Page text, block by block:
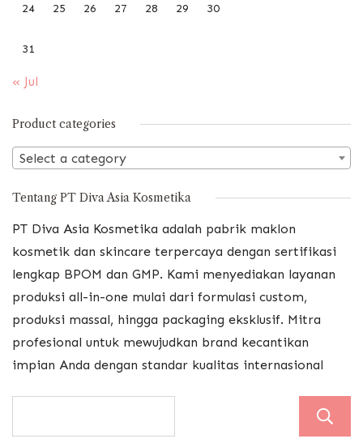
24 25 26 27 28 29 30
31
« Jul
Product categories
Select a category
Tentang PT Diva Asia Kosmetika
PT Diva Asia Kosmetika adalah pabrik maklon
kosmetik dan skincare terpercaya dengan sertifikasi
lengkap BPOM dan GMP. Kami menyediakan layanan
produksi all-in-one mulai dari formulasi custom,
produksi massal, hingga packaging eksklusif. Mitra
profesional untuk mewujudkan brand kecantikan
impian Anda dengan standar kualitas internasional